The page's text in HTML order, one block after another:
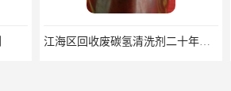
江海区回收废碳氢清洗剂二十年经验